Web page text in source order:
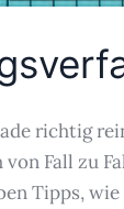
richtig
Fall zu
Tipps,